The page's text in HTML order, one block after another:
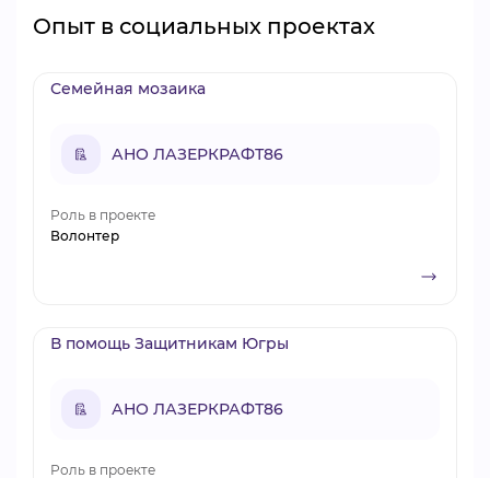
Опыт в социальных проектах
Семейная мозаика
АНО ЛАЗЕРКРАФТ86
Роль в проекте
Волонтер
В помощь Защитникам Югры
АНО ЛАЗЕРКРАФТ86
Роль в проекте